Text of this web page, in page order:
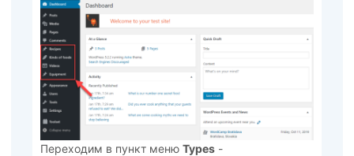
Переходим в пункт меню Types-